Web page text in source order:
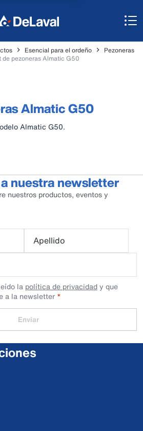
Esencial para el ordeño
Pezoneras
de pezoneras Almatic G50
Almatic G50
Almatic G50.
nuestra newsletter
nuestros productos, eventos y
Apellido
la política de privacidady que
a la newsletter
Enviar